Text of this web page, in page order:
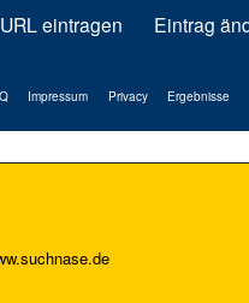
URL eintragen Eintrag
Impressum Privacy Ergebnisse